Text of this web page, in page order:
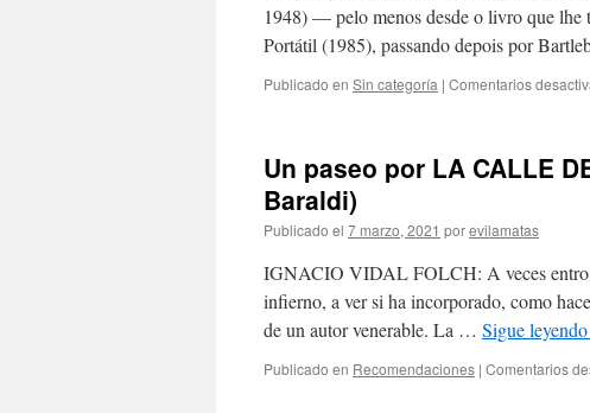
1948) — pelo menos desde o livro que
Portátil (1985), passando depois por
Publicado en Sin categoría | Comentarios
Un paseo por LA CALLE
Baraldi)
Publicado el 7 marzo, 2021 porevilamatas
IGNACIO VIDAL FOLCH: A veces entro
infierno, a ver si ha incorporado, como
de un autor venerable. La … Sigue leyendo
Publicado en Recomendaciones | Comentarios